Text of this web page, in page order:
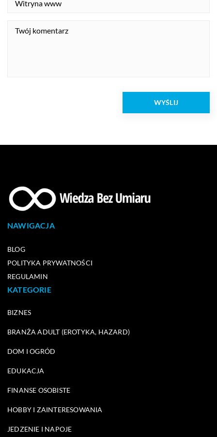
NAWIGACJA
BLOG
POLITYKA PRYWATNOŚCI
REGULAMIN
KATEGORIE
BIZNES
BRANŻA ADULT (EROTYKA, HAZARD)
DOM I OGRÓD
EDUKACJA
FINANSE OSOBISTE
HOBBY I ZAINTERESOWANIA
JEDZENIE I NAPOJE